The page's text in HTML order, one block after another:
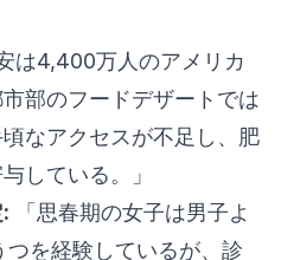
は4,400万人のアメリカ
部のフードデザートでは
なアクセスが不足し、肥
している。」
「思春期の女子は男子よ
を経験しているが、診